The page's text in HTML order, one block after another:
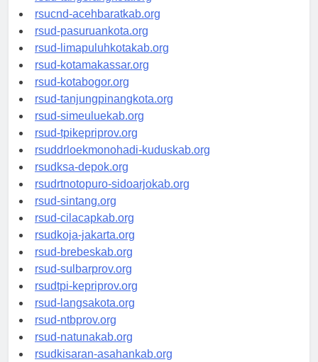
rsud-tangerangkota.org
rsucnd-acehbaratkab.org
rsud-pasuruankota.org
rsud-limapuluhkotakab.org
rsud-kotamakassar.org
rsud-kotabogor.org
rsud-tanjungpinangkota.org
rsud-simeuluekab.org
rsud-tpikepriprov.org
rsuddrloekmonohadi-kuduskab.org
rsudksa-depok.org
rsudrtnotopuro-sidoarjokab.org
rsud-sintang.org
rsud-cilacapkab.org
rsudkoja-jakarta.org
rsud-brebeskab.org
rsud-sulbarprov.org
rsudtpi-kepriprov.org
rsud-langsakota.org
rsud-ntbprov.org
rsud-natunakab.org